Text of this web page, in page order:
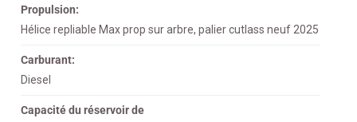
Propulsion:
Hélice repliable Max prop sur arbre, palier cutlass neuf 2025
Carburant:
Diesel
Capacité du réservoir de